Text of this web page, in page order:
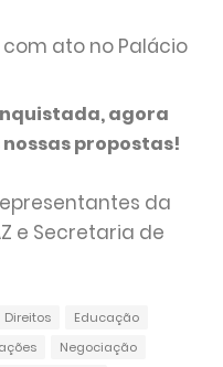
ato no Palácio
agora
propostas!
da
e Secretaria de
Direitos
Educação
Negociação